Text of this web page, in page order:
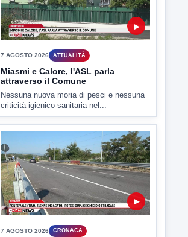
7 AGOSTO 2026 CRONACA
Ponte Valentino,21enne indagato:
ipotesi duplice omicidio stradale
Incidente mortale a Ponte Valentino,
indagato il 21enne alla guida...